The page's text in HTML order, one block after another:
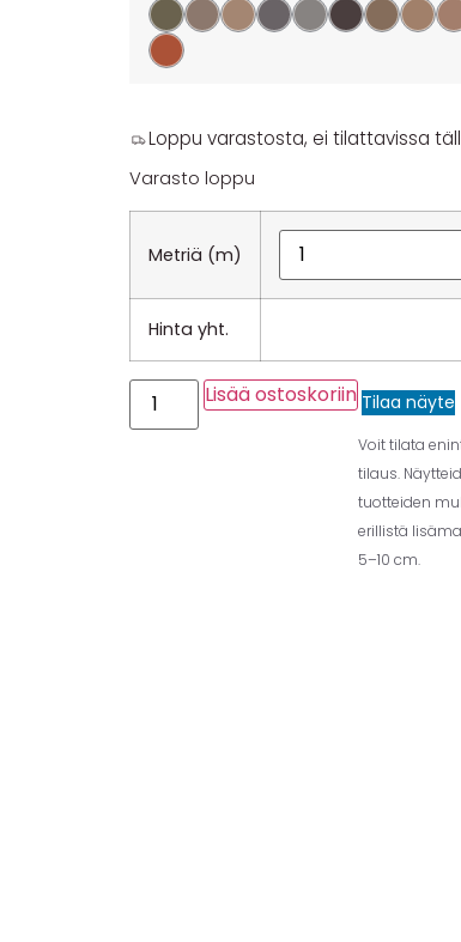
Loppu varastosta, ei tilattavissa
Varasto loppu
Metriä (m)
Hinta yht.
Lisää ostoskoriin Tilaa näyte
Voit tilata
tilaus.
tuotteiden
erillistä
5–10 cm.